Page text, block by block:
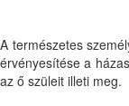
A természetes
érvényesítése a
az ő szüleit illeti meg.